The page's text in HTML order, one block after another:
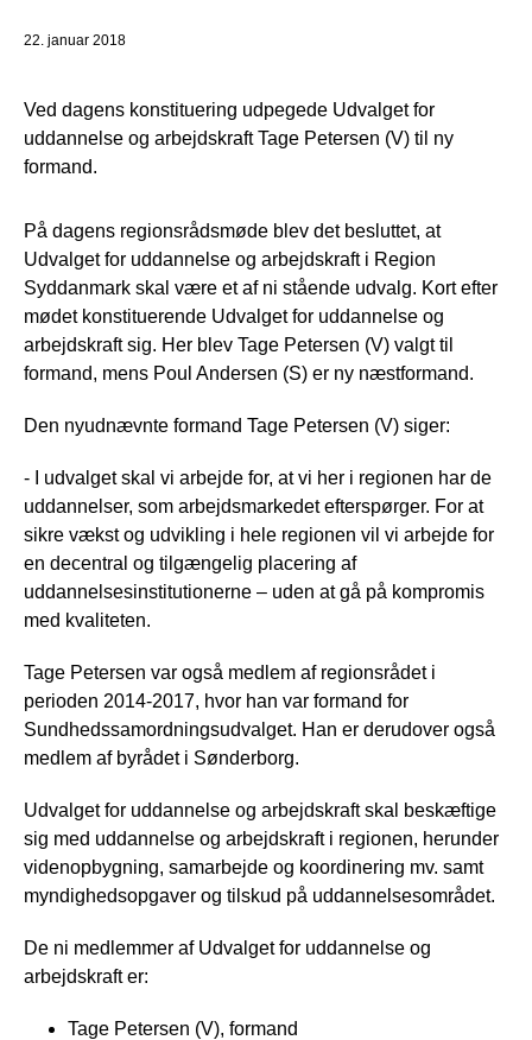
22. januar 2018
Ved dagens konstituering udpegede Udvalget for
uddannelse og arbejdskraft Tage Petersen (V) til ny
formand.
På dagens regionsrådsmøde blev det besluttet, at
Udvalget for uddannelse og arbejdskraft i Region
Syddanmark skal være et af ni stående udvalg. Kort efter
mødet konstituerende Udvalget for uddannelse og
arbejdskraft sig. Her blev Tage Petersen (V) valgt til
formand, mens Poul Andersen (S) er ny næstformand.
Den nyudnævnte formand Tage Petersen (V) siger:
- I udvalget skal vi arbejde for, at vi her i regionen har de
uddannelser, som arbejdsmarkedet efterspørger. For at
sikre vækst og udvikling i hele regionen vil vi arbejde for
en decentral og tilgængelig placering af
uddannelsesinstitutionerne – uden at gå på kompromis
med kvaliteten.
Tage Petersen var også medlem af regionsrådet i
perioden 2014-2017, hvor han var formand for
Sundhedssamordningsudvalget. Han er derudover også
medlem af byrådet i Sønderborg.
Udvalget for uddannelse og arbejdskraft skal beskæftige
sig med uddannelse og arbejdskraft i regionen, herunder
videnopbygning, samarbejde og koordinering mv. samt
myndighedsopgaver og tilskud på uddannelsesområdet.
De ni medlemmer af Udvalget for uddannelse og
arbejdskraft er:
Tage Petersen (V), formand